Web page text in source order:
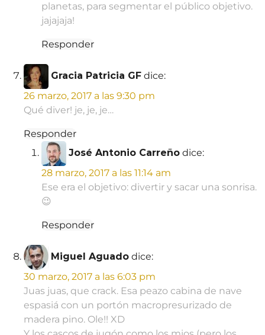
planetas, para segmentar el público objetivo.
jajajaja!
Responder
Gracia Patricia GF dice:
26 marzo, 2017 a las 9:30 pm
Qué diver! je, je, je…
Responder
José Antonio Carreño dice:
28 marzo, 2017 a las 11:14 am
Ese era el objetivo: divertir y sacar una sonrisa.
😉
Responder
Miguel Aguado dice:
30 marzo, 2017 a las 6:03 pm
Juas juas, que crack. Esa peazo cabina de nave
espasiá con un portón macropresurizado de
madera pino. Ole!! XD